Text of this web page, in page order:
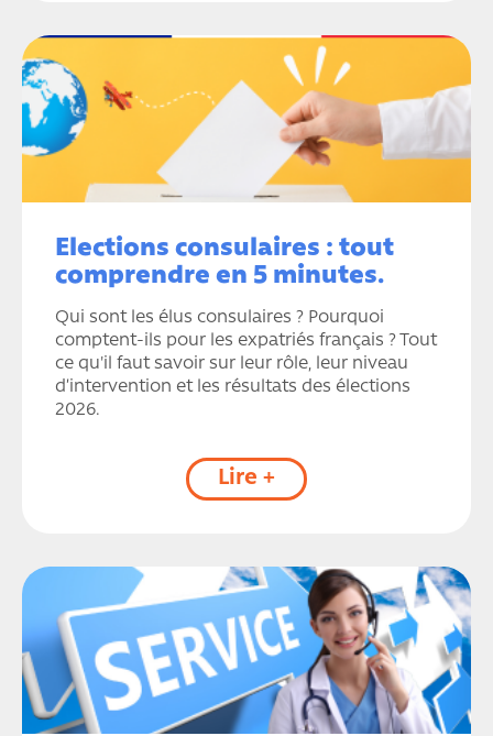
Elections consulaires : tout
comprendre en 5 minutes.
Qui sont les élus consulaires ? Pourquoi
comptent-ils pour les expatriés français ? Tout
ce qu'il faut savoir sur leur rôle, leur niveau
d’intervention et les résultats des élections
2026.
Lire +